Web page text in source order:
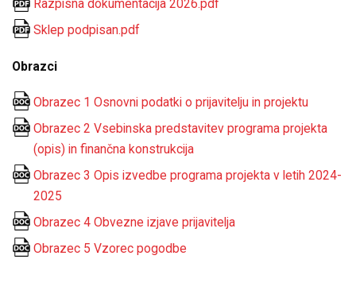
Razpisna dokumentacija 2026.pdf
Sklep podpisan.pdf
Obrazci
Obrazec 1 Osnovni podatki o prijavitelju in projektu
Obrazec 2 Vsebinska predstavitev programa projekta
(opis) in finančna konstrukcija
Obrazec 3 Opis izvedbe programa projekta v letih 2024-
2025
Obrazec 4 Obvezne izjave prijavitelja
Obrazec 5 Vzorec pogodbe